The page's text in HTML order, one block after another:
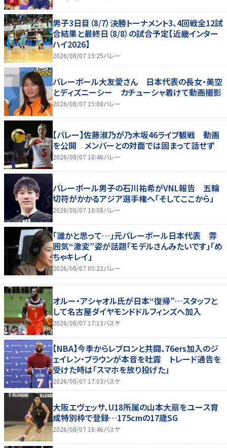
男子3日目（8/7）決勝トーナメント3、4回戦全12試
合結果と最終日（8/8）の試合予定【近畿インター
ハイ2026】
2026/08/07 15:25バレー
バレーボール大友愛さん 日本代表の長女・美空
とディズニーシー カチューシャ着けて動画撮影
2026/08/07 15:08バレー
【バレー】佐藤淑乃が乃木坂46ライブ観戦 動画
を公開 メンバーとの対面では固まって話せず
2026/08/07 10:46バレー
バレーボール男子の石川祐希がVNL報告 五輪
切符がかかるアジア選手権へ「そしてここから」
2026/08/07 10:08バレー
「誰かと思って…」元バレーボール日本代表 雰
囲気“激変”姿が話題「モデルさんみたいです」「め
ちゃキレイ」
2026/08/07 05:22バレー
オルー・アシャオル氏が日本“復帰”…スタッフと
して名古屋ダイヤモンドドルフィンズへ加入
2026/08/07 17:13バスケ
【NBA】今季からレブロンと共闘、76ers加入のジ
ェイレン・ブラウンが本音を吐露 トレード通告を
受けた時は「スマホを放り投げた」
2026/08/07 17:03バスケ
大阪エヴェッサ、U18所属の山本大扇をユース育
成特別枠で登録…175cmの17歳SG
2026/08/07 16:46バスケ